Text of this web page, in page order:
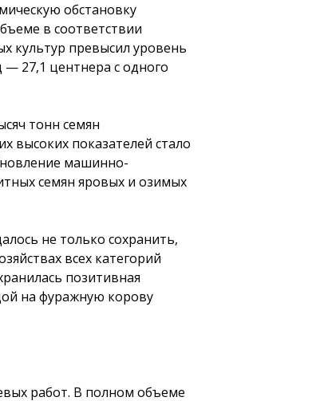
обстановку
в соответствии
культур превысил уровень
— 27,1 центнера с одного
тонн семян
высоких показателей стало
машинно-
семян яровых и озимых
не только сохранить,
всех категорий
позитивная
на фуражную корову
работ. В полном объеме